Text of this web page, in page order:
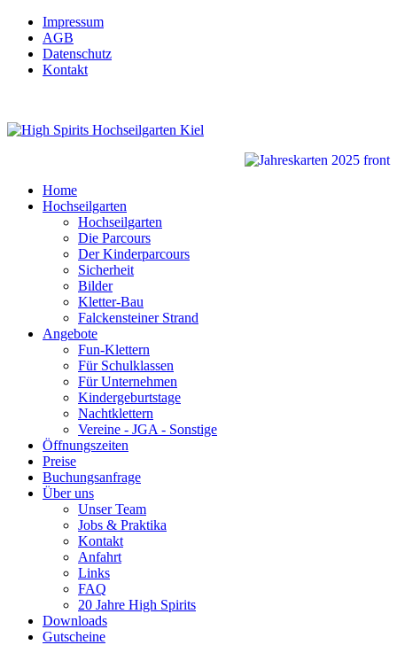
Impressum
AGB
Datenschutz
Kontakt
Home
Hochseilgarten
Hochseilgarten
Die Parcours
Der Kinderparcours
Sicherheit
Bilder
Kletter-Bau
Falckensteiner Strand
Angebote
Fun-Klettern
Für Schulklassen
Für Unternehmen
Kindergeburtstage
Nachtklettern
Vereine - JGA - Sonstige
Öffnungszeiten
Preise
Buchungsanfrage
Über uns
Unser Team
Jobs & Praktika
Kontakt
Anfahrt
Links
FAQ
20 Jahre High Spirits
Downloads
Gutscheine